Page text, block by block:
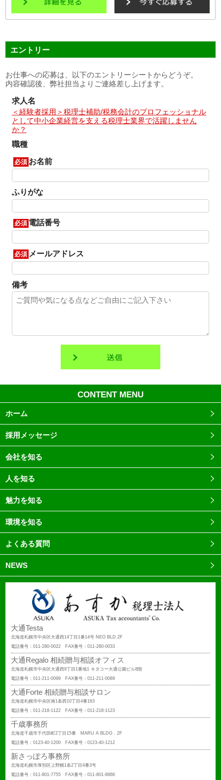
エントリー
お仕事への応募は、以下のエントリーシートからどうぞ。
内容確認後、弊社担当よりご連絡差し上げます。
求人名
＜経験者採用＞税理士補助/税務会計のプロフェッショナル
として中小企業経営を支える税理士業界で活躍しません
か？
職種
必須 お名前
ふりがな
必須 電話番号
必須 メールアドレス
備考
CONTENT MENU
ホーム
採用メッセージ
会社を知る
人を知る
魅力を知る
環境を知る
よくある質問
NEWS
大通Testa
北海道札幌市中央区大通西14丁目1番14号 NEO BLD.2F
電話番号：011-280-0022 FAX番号：011-280-0033
大通Regalo 相続贈与相談オフィス
北海道札幌市中央区大通西9丁目1番地1 キタコー大通公園ビル8階
電話番号：011-211-0099 FAX番号：011-211-0089
大通Forte 相続贈与相談サロン
北海道札幌市中央区南1条西10丁目4番163
電話番号：011-218-1122 FAX番号：011-218-1123
千歳事務所
北海道千歳市千代田町2丁目15番 MARU A BLDG．2F
電話番号：0123-40-1200 FAX番号：0123-40-1212
新さっぽろ事務所
北海道札幌市厚別区上野幌1条2丁目4番3号
電話番号：011-801-7755 FAX番号：011-801-8866